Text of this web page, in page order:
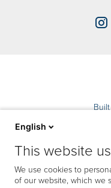
English
This website
We use cookies to
of our website, which we